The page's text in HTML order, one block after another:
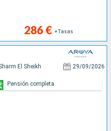
286 € +Tasas
El Sheikh 29/09/2026
Pensión completa